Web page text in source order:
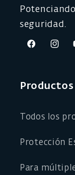
seguridad.
Facebook
Todos los
Protección
Para